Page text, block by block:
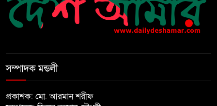
নির্বাচনের আগেই ফিরতে মরিয়া
‘পলাতক শক্তি’
৬
খালেদা জিয়ার শারীরিক অবস্থা এখনো
৮
সম্পাদক মন্ডলী
প্রকাশক: মো. আরমান শরীফ